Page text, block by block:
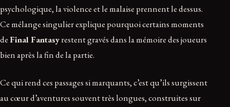
psychologique, la violence et le malaise prennent le dessus.
Ce mélange singulier explique pourquoi certains moments
deFinal Fantasyrestent gravés dans la mémoire des joueurs
bien après la fin de la partie.
Ce qui rend ces passages si marquants, c’est qu’ils surgissent
au cœur d’aventures souvent très longues, construites sur